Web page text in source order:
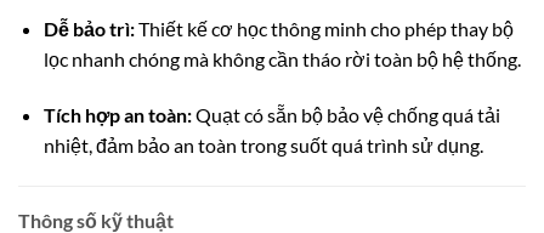
Dễ bảo trì:Thiết kế cơ học thông minh cho phép thay bộ
lọc nhanh chóng mà không cần tháo rời toàn bộ hệ thống.
Tích hợp an toàn:Quạt có sẵn bộ bảo vệ chống quá tải
nhiệt, đảm bảo an toàn trong suốt quá trình sử dụng.
Thông số kỹ thuật